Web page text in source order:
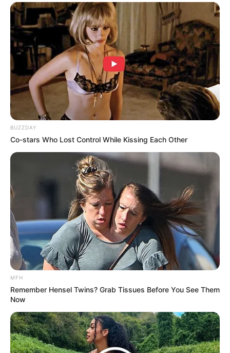
(foto: instagram/minami_hamabe.official)
2. Minami dengan dua boneka ayamnya
(foto: instagram/minami_hamabe.official)
3. Berpose bersama dengan Okazaemon – maskot dari Kota
Okazaki, Prefektur Aichi
BUZZDAY
Co-stars Who Lost Control While Kissing Each Other
MFH
Remember Hensel Twins? Grab Tissues Before You See Them
Now